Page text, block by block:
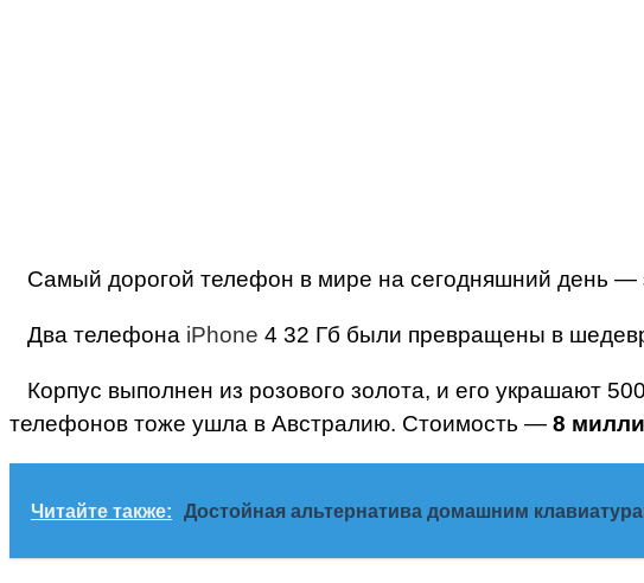
Самый дорогой телефон в мире на сегодняшний день —
Два телефона iPhone 4 32 Гб были превращены в
Корпус выполнен из розового золота, и его украшают
телефонов тоже ушла в Австралию. Стоимость — 8
Читайте также: Достойная альтернатива домашним